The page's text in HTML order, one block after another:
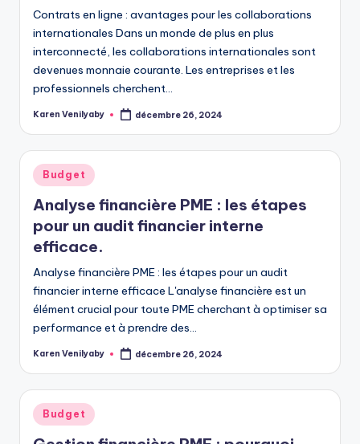
Contrats en ligne : avantages pour les collaborations
internationales Dans un monde de plus en plus
interconnecté, les collaborations internationales sont
devenues monnaie courante. Les entreprises et les
professionnels cherchent…
Posted
Karen Venilyaby décembre 26, 2024
Posted
in
Budget
Analyse financière PME : les étapes
pour un audit financier interne
efficace.
Analyse financière PME : les étapes pour un audit
financier interne efficace L'analyse financière est un
élément crucial pour toute PME cherchant à optimiser sa
performance et à prendre des…
Posted
Karen Venilyaby décembre 26, 2024
Posted
in
Budget